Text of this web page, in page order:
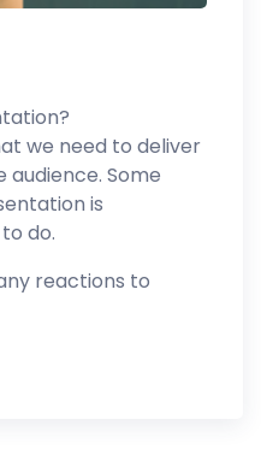
we need to deliver
Some
is
do.
reactions to